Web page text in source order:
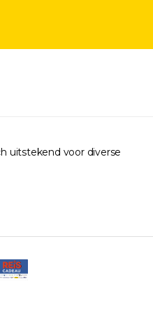
uitstekend voor diverse